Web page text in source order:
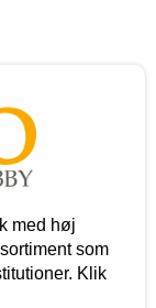
med høj
som
Klik